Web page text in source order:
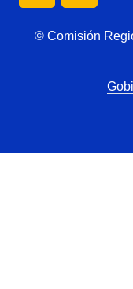
© Comisión